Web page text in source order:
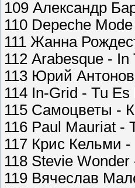
109 Александр
110 Depeche
111 Жанна
112 Arabesque -
113 Юрий
114 In-Grid - Tu Es
115 Самоцветы -
116 Paul Mauriat -
117 Крис Кельми
118 Stevie
119 Вячеслав